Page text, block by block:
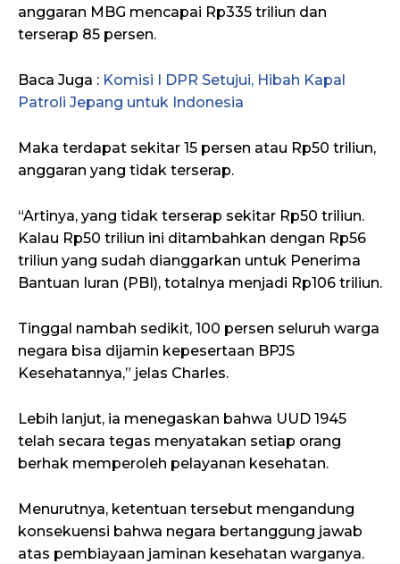
anggaran MBG mencapai Rp335 triliun dan
terserap 85 persen.
Baca Juga : Komisi I DPR Setujui, Hibah Kapal
Patroli Jepang untuk Indonesia
Maka terdapat sekitar 15 persen atau Rp50 triliun,
anggaran yang tidak terserap.
“Artinya, yang tidak terserap sekitar Rp50 triliun.
Kalau Rp50 triliun ini ditambahkan dengan Rp56
triliun yang sudah dianggarkan untuk Penerima
Bantuan Iuran (PBI), totalnya menjadi Rp106 triliun.
Tinggal nambah sedikit, 100 persen seluruh warga
negara bisa dijamin kepesertaan BPJS
Kesehatannya,” jelas Charles.
Lebih lanjut, ia menegaskan bahwa UUD 1945
telah secara tegas menyatakan setiap orang
berhak memperoleh pelayanan kesehatan.
Menurutnya, ketentuan tersebut mengandung
konsekuensi bahwa negara bertanggung jawab
atas pembiayaan jaminan kesehatan warganya.